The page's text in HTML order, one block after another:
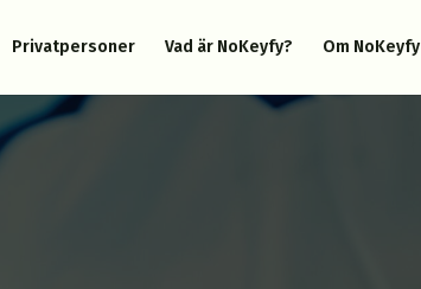
Privatpersoner Vad är NoKeyfy? Om NoKeyfy